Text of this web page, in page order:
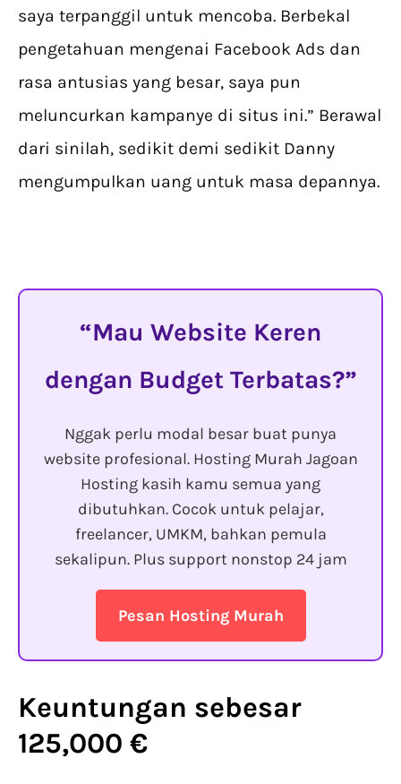
saya terpanggil untuk mencoba. Berbekal
pengetahuan mengenai Facebook Ads dan
rasa antusias yang besar, saya pun
meluncurkan kampanye di situs ini.” Berawal
dari sinilah, sedikit demi sedikit Danny
mengumpulkan uang untuk masa depannya.
Mau Website Keren
dengan Budget Terbatas?
Nggak perlu modal besar buat punya
website profesional. Hosting Murah Jagoan
Hosting kasih kamu semua yang
dibutuhkan. Cocok untuk pelajar,
freelancer, UMKM, bahkan pemula
sekalipun. Plus support nonstop 24 jam
Pesan Hosting Murah
Keuntungan sebesar
125,000 €